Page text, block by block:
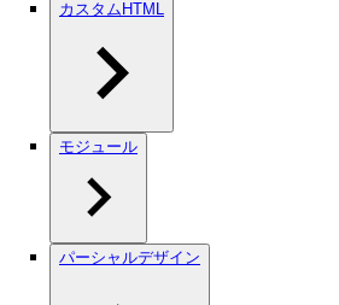
カスタムHTML
モジュール
パーシャルデザイン